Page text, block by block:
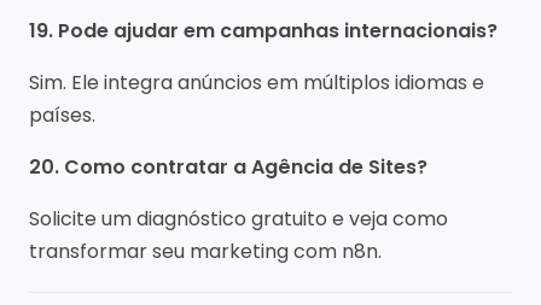
19. Pode ajudar em campanhas internacionais?
Sim. Ele integra anúncios em múltiplos idiomas e
países.
20. Como contratar a Agência de Sites?
Solicite um diagnóstico gratuito e veja como
transformar seu marketing com n8n.